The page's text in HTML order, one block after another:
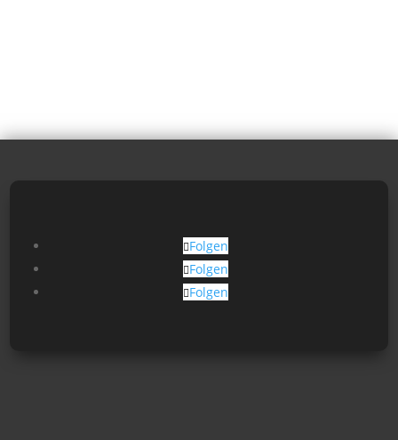
Folgen
Folgen
Folgen